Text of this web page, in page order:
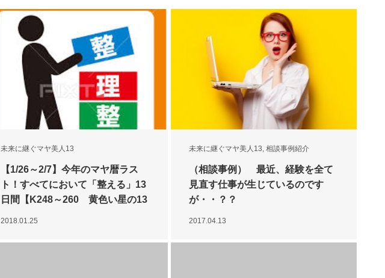
未来に継ぐマヤ美人13
【1/26～2/7】今年のマヤ暦ラス
ト！すべてにおいて「整える」13
日間【K248～260 黄色い星の13
2018.01.25
未来に継ぐマヤ美人13,相談事例紹介
（相談事例） 最近、経験を全て
見直す仕事が生じているのです
が・・？？
2017.04.13